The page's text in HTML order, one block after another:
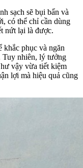
sạch sẽ bụi bẩn và
có thể chỉ cần dùng
nứt lại là được.
khắc phục và ngăn
Tuy nhiên, lý tưởng
vậy vừa tiết kiệm
lợi mà hiệu quả cũng